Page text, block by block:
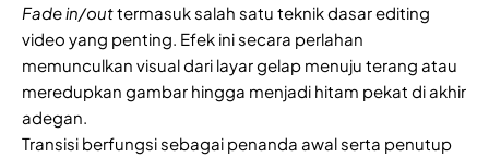
Fade in/outtermasuk salah satu teknik dasar editing
video yang penting. Efek ini secara perlahan
memunculkan visual dari layar gelap menuju terang atau
meredupkan gambar hingga menjadi hitam pekat di akhir
adegan.
Transisi berfungsi sebagai penanda awal serta penutup